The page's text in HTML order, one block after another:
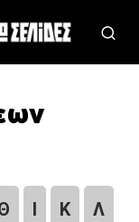
Ι Κ Λ